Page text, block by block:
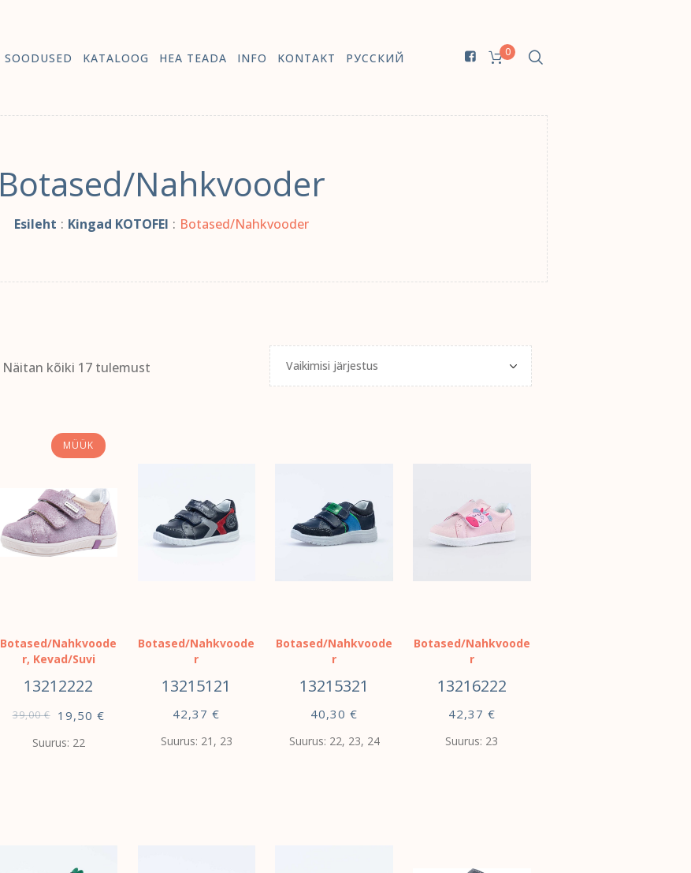
0
SOODUSED KATALOOG HEA TEADA INFO KONTAKT РУССКИЙ
Botased/Nahkvooder
Esileht : Kingad KOTOFEI : Botased/Nahkvooder
Näitan kõiki 17 tulemust
MÜÜK
Botased/Nahkvoode
r, Kevad/Suvi
13212222
39,00 € 19,50 €
Suurus: 22
Botased/Nahkvoode
r
13215121
42,37 €
Suurus: 21, 23
Botased/Nahkvoode
r
13215321
40,30 €
Suurus: 22, 23, 24
Botased/Nahkvoode
r
13216222
42,37 €
Suurus: 23